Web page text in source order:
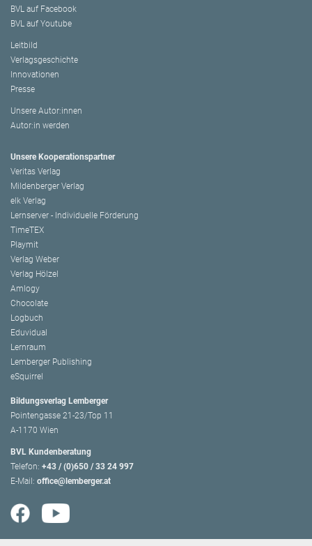
BVL auf Facebook
BVL auf Youtube
Leitbild
Verlagsgeschichte
Innovationen
Presse
Unsere Autor:innen
Autor:in werden
Unsere Kooperationspartner
Veritas Verlag
Mildenberger Verlag
elk Verlag
Lernserver - Individuelle Förderung
TimeTEX
Playmit
Verlag Weber
Verlag Hölzel
Amlogy
Chocolate
Logbuch
Eduvidual
Lernraum
Lemberger Publishing
eSquirrel
Bildungsverlag Lemberger
Pointengasse 21-23/Top 11
A-1170 Wien
BVL Kundenberatung
Telefon: +43 / (0)650 / 33 24 997
E-Mail: office@lemberger.at